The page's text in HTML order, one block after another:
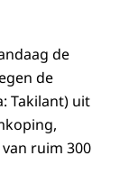
de
de
Takilant) uit
ruim 300